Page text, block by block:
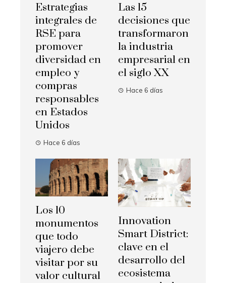
Estrategias
integrales de
RSE para
promover
diversidad en
empleo y
compras
responsables
en Estados
Unidos
Hace 6 días
Las 15
decisiones que
transformaron
la industria
empresarial en
el siglo XX
Hace 6 días
Los 10
monumentos
que todo
viajero debe
visitar por su
valor cultural
Innovation
Smart District:
clave en el
desarrollo del
ecosistema